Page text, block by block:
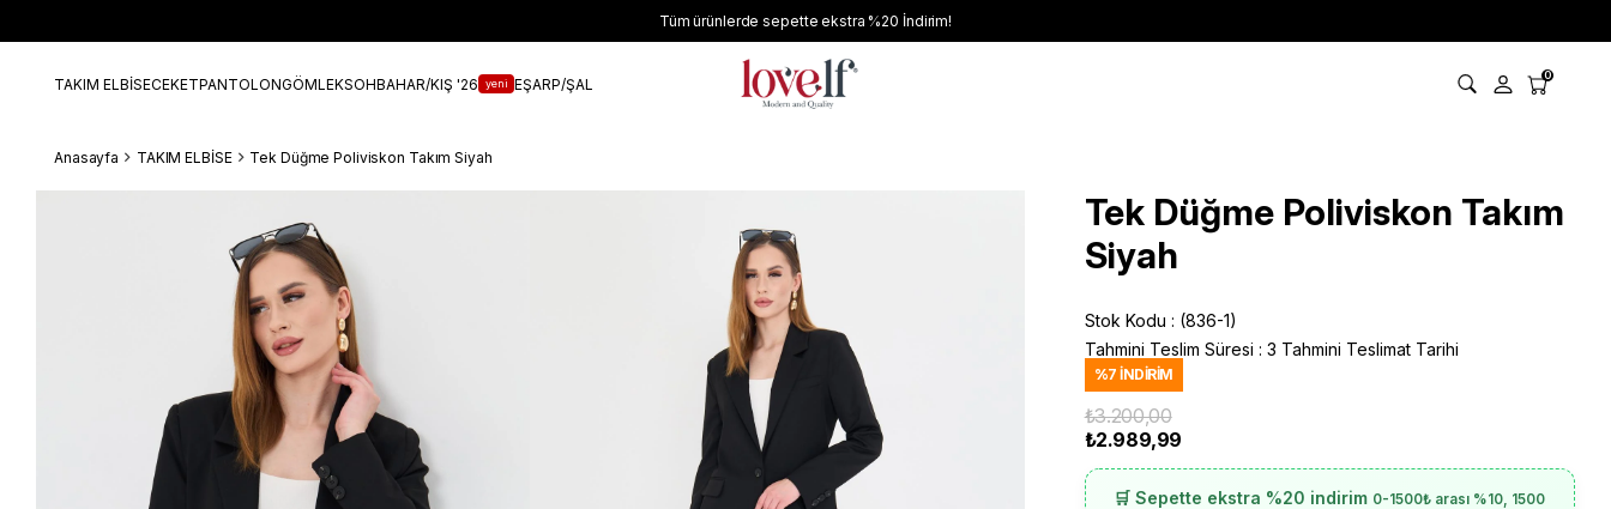
Tüm ürünlerde sepette ekstra %20 İndirim!
TAKIM ELBİSECEKETPANTOLONGÖMLEKSOHBAHAR/KIŞ '26 yeni EŞARP/ŞAL 0
Anasayfa TAKIM ELBİSE Tek Düğme Poliviskon Takım Siyah
Tek Düğme Poliviskon Takım
Siyah
Stok Kodu
(836-1)
Tahmini Teslim Süresi : 3 Tahmini Teslimat Tarihi
%7 İNDIRIM
₺3.200,00
₺2.989,99
🛒 Sepette ekstra %20 indirim 0-1500₺ arası %10, 1500